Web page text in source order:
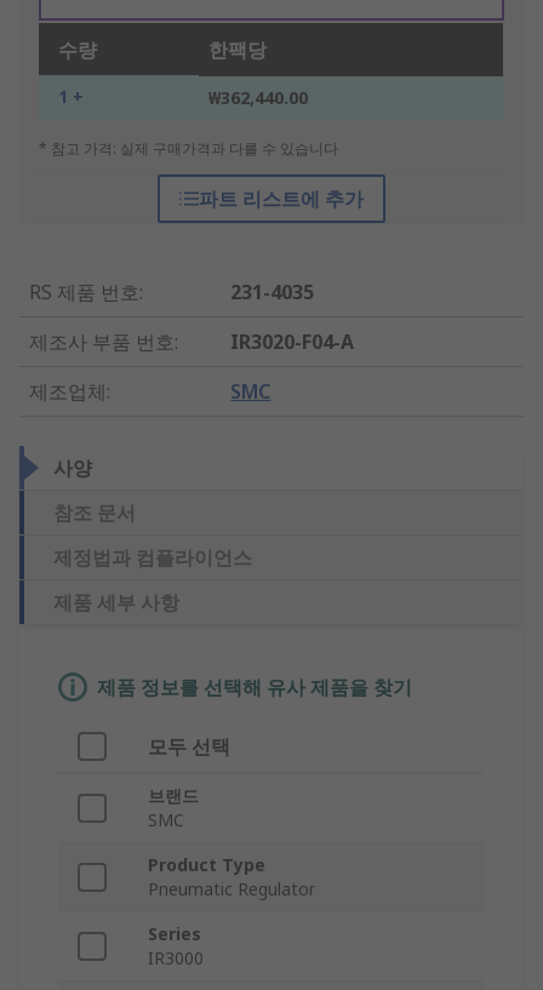
수량 한팩당
1 + ₩362,440.00
* 참고 가격: 실제 구매가격과 다를 수 있습니다
파트 리스트에 추가
RS 제품 번호:
231-4035
제조사 부품 번호:
IR3020-F04-A
제조업체: SMC
사양
참조 문서
제정법과 컴플라이언스
제품 세부 사항
제품 정보를 선택해 유사 제품을 찾기
모두 선택
브랜드
SMC
Product Type
Pneumatic Regulator
Series
IR3000